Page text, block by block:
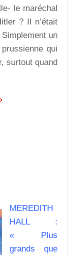
le maréchal
? Il n’était
un
qui
surtout quand
MEREDITH
HALL :
« Plus
grands que